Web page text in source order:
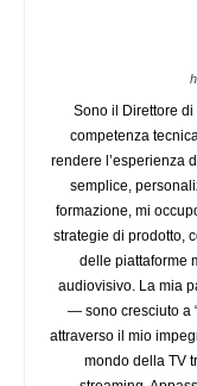
Sono il Direttore
competenza
rendere l’esperienza
semplice,
formazione, mi
strategie di prodotto,
delle piattaforme
audiovisivo. La mia
— sono cresciuto a
attraverso il mio
mondo della TV